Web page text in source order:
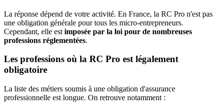
La réponse dépend de votre activité. En France, la RC Pro n'est pas
une obligation générale pour tous les micro-entrepreneurs.
Cependant, elle est imposée par la loi pour de nombreuses
professions réglementées.
Les professions où la RC Pro est légalement
obligatoire
La liste des métiers soumis à une obligation d'assurance
professionnelle est longue. On retrouve notamment :